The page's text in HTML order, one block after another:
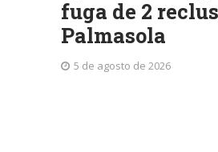
fuga de 2
Palmasola
5 de agosto de 2026